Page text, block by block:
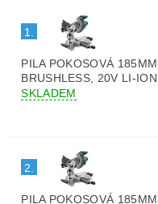
1.
PILA POKOSOVÁ
BRUSHLESS, 20V LI-
SKLADEM
2.
PILA POKOSOVÁ